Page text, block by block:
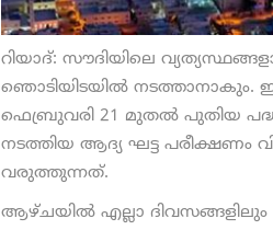
റിയാദ്: സൗദിയിലെ
ഞൊടിയിടയില്‍ നടത്താനാകും.
ഫെബ്രുവരി 21 മുതല്‍ പുതിയ
നടത്തിയ ആദ്യ ഘട്ട പരീക്ഷണം
വരുത്തുന്നത്.
ആഴ്ചയില്‍ എല്ലാ